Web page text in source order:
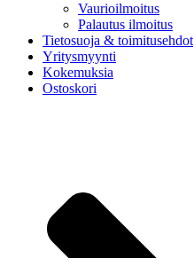
Vaurioilmoitus
Palautus ilmoitus
Tietosuoja & toimitusehdot
Yritysmyynti
Kokemuksia
Ostoskori